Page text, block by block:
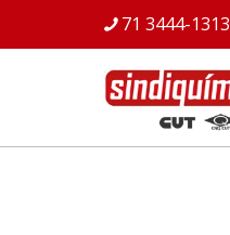
71 3444-1313